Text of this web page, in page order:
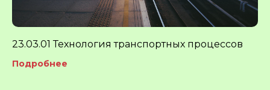
23.03.01 Технология транспортных процессов
Подробнее